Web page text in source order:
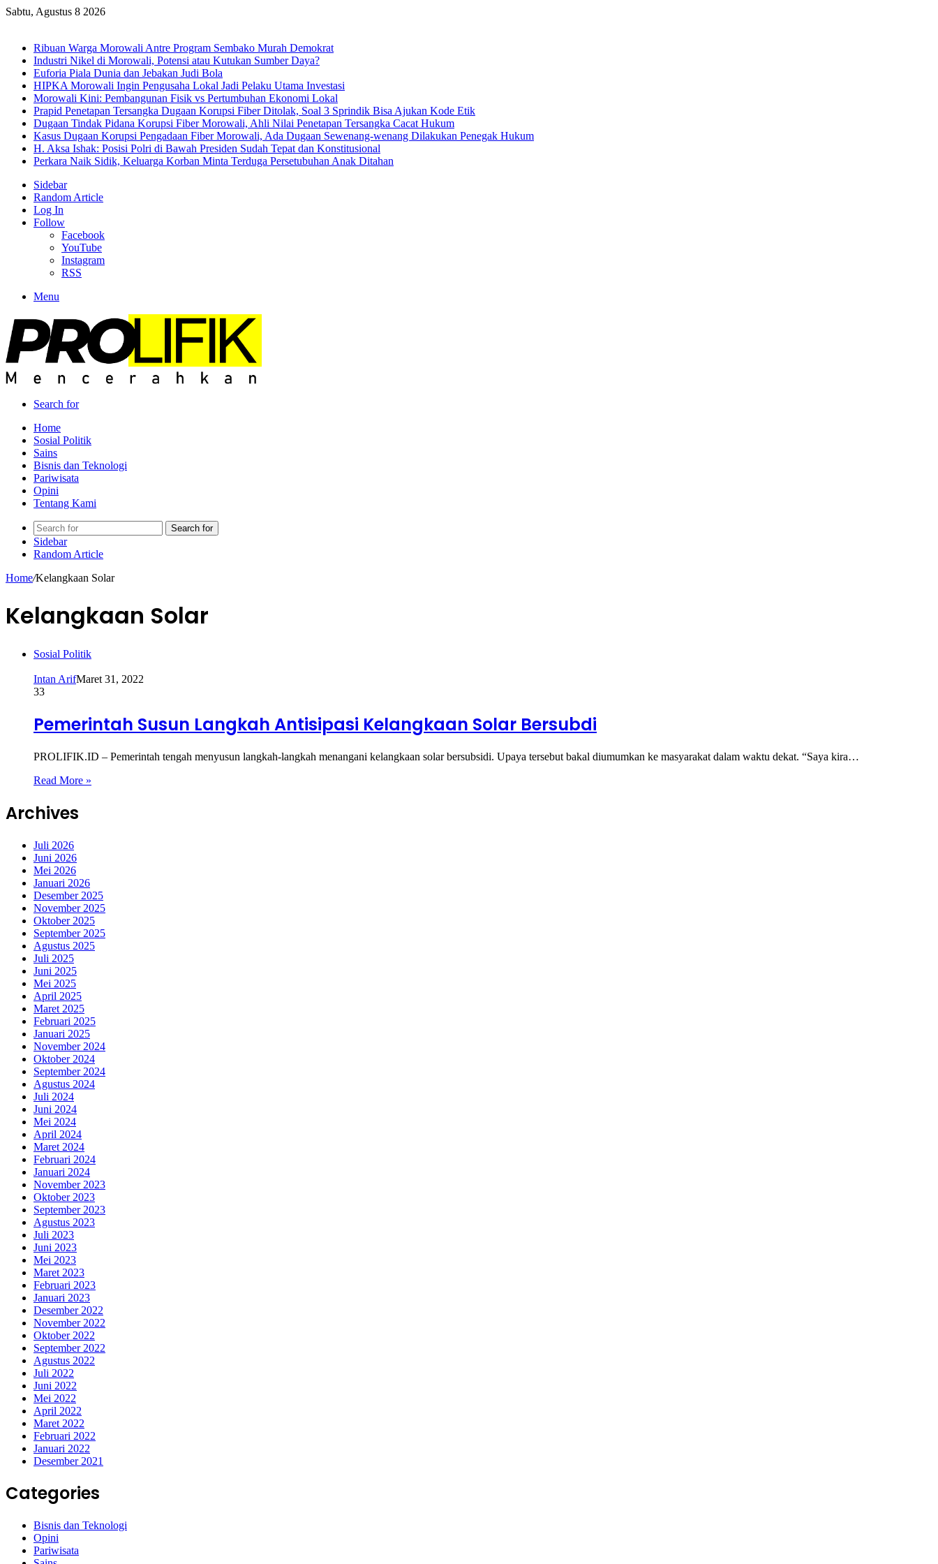
Sabtu, Agustus 8 2026
Ribuan Warga Morowali Antre Program Sembako Murah Demokrat
Industri Nikel di Morowali, Potensi atau Kutukan Sumber Daya?
Euforia Piala Dunia dan Jebakan Judi Bola
HIPKA Morowali Ingin Pengusaha Lokal Jadi Pelaku Utama Investasi
Morowali Kini: Pembangunan Fisik vs Pertumbuhan Ekonomi Lokal
Prapid Penetapan Tersangka Dugaan Korupsi Fiber Ditolak, Soal 3 Sprindik Bisa Ajukan Kode Etik
Dugaan Tindak Pidana Korupsi Fiber Morowali, Ahli Nilai Penetapan Tersangka Cacat Hukum
Kasus Dugaan Korupsi Pengadaan Fiber Morowali, Ada Dugaan Sewenang-wenang Dilakukan Penegak Hukum
H. Aksa Ishak: Posisi Polri di Bawah Presiden Sudah Tepat dan Konstitusional
Perkara Naik Sidik, Keluarga Korban Minta Terduga Persetubuhan Anak Ditahan
Sidebar
Random Article
Log In
Follow
Facebook
YouTube
Instagram
RSS
Menu
Search for
Home
Sosial Politik
Sains
Bisnis dan Teknologi
Pariwisata
Opini
Tentang Kami
Search for
Sidebar
Random Article
Home/Kelangkaan Solar
Kelangkaan Solar
Sosial Politik
Intan ArifMaret 31, 2022
33
Pemerintah Susun Langkah Antisipasi Kelangkaan Solar Bersubdi
PROLIFIK.ID – Pemerintah tengah menyusun langkah-langkah menangani kelangkaan solar bersubsidi. Upaya tersebut bakal diumumkan ke masyarakat dalam waktu dekat. “Saya kira…
Read More »
Archives
Juli 2026
Juni 2026
Mei 2026
Januari 2026
Desember 2025
November 2025
Oktober 2025
September 2025
Agustus 2025
Juli 2025
Juni 2025
Mei 2025
April 2025
Maret 2025
Februari 2025
Januari 2025
November 2024
Oktober 2024
September 2024
Agustus 2024
Juli 2024
Juni 2024
Mei 2024
April 2024
Maret 2024
Februari 2024
Januari 2024
November 2023
Oktober 2023
September 2023
Agustus 2023
Juli 2023
Juni 2023
Mei 2023
Maret 2023
Februari 2023
Januari 2023
Desember 2022
November 2022
Oktober 2022
September 2022
Agustus 2022
Juli 2022
Juni 2022
Mei 2022
April 2022
Maret 2022
Februari 2022
Januari 2022
Desember 2021
Categories
Bisnis dan Teknologi
Opini
Pariwisata